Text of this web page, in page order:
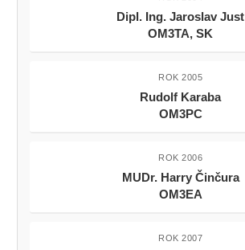
Dipl. Ing. Jaroslav Just
OM3TA, SK
ROK 2005
Rudolf Karaba
OM3PC
ROK 2006
MUDr. Harry Činčura
OM3EA
ROK 2007